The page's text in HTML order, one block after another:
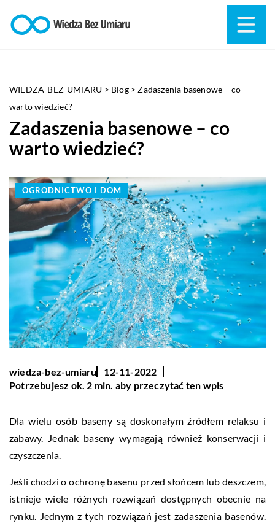
WIEDZA-BEZ-UMIARU > Blog>Zadaszenia basenowe – co
warto wiedzieć?
Zadaszenia basenowe – co
warto wiedzieć?
OGRODNICTWO I DOM
wiedza-bez-umiaru
12-11-2022
Potrzebujesz ok. 2 min. aby przeczytać ten wpis
Dla wielu osób baseny są doskonałym źródłem relaksu i
zabawy. Jednak baseny wymagają również konserwacji i
czyszczenia.
Jeśli chodzi o ochronę basenu przed słońcem lub deszczem,
istnieje wiele różnych rozwiązań dostępnych obecnie na
rynku. Jednym z tych rozwiązań jest zadaszenia basenów.